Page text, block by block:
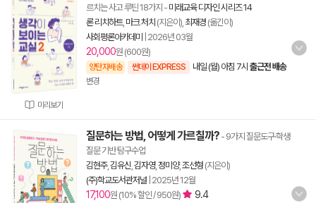
미리보기
르치는 사고 루틴 18가지 - 미래교육 디자인 시리즈 14
론 리치하트, 마크 처치 (지은이), 최재경 (옮긴이)
사회평론아카데미
2026년 03월
20,000원 (600원)
양탄자배송 썬데이 EXPRESS 내일 (월) 아침 7시 출근전 배송
변경
질문하는 방법, 어떻게 가르칠까? - 9가지 질문도구·학생
질문 기반 탐구수업
김현주, 김유신 김자영, 정미양,조선형 (지은이)
(주)학교도서관저널 2025년 12월
17,100원 (10% 할인 / 950원) 9.4